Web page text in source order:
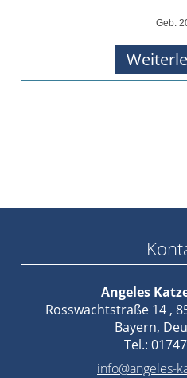
Geb:
Angeles
Rosswachtstraße 14 ,
Bayern,
Tel.:
info@angeles-